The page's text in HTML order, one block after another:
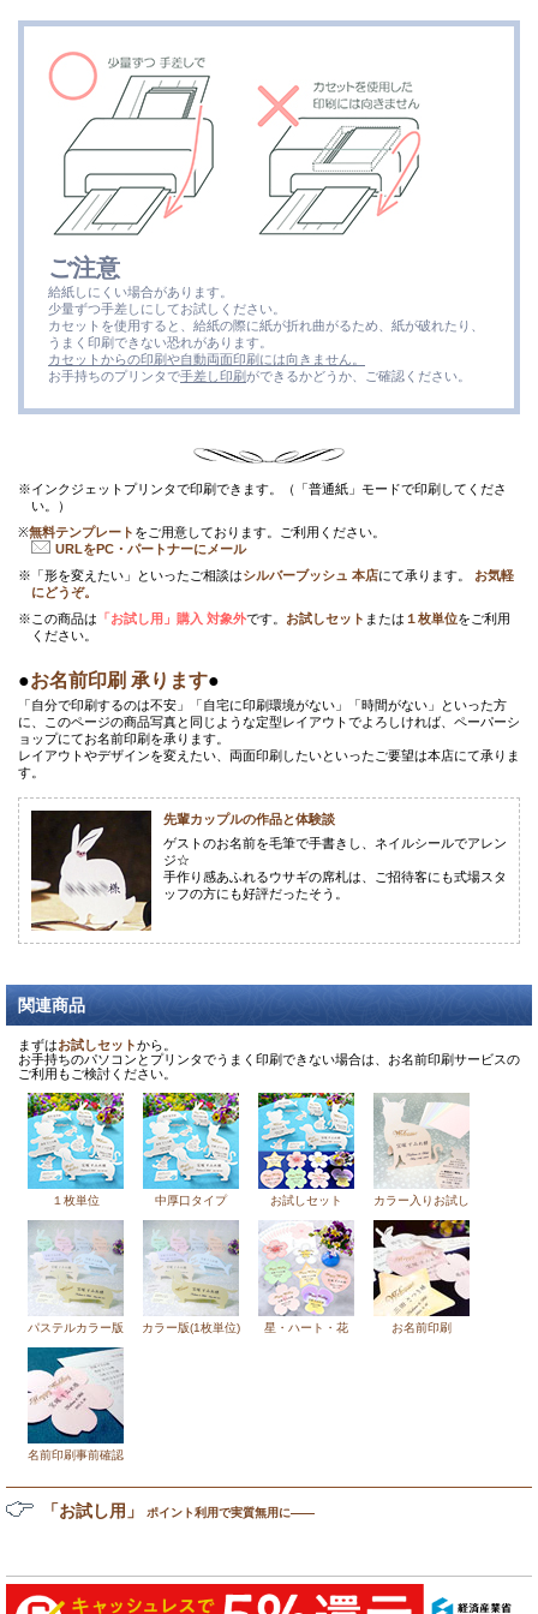
ご注意
給紙しにくい場合があります。
少量ずつ手差しにしてお試しください。
カセットを使用すると、給紙の際に紙が折れ曲がるため、紙が破れたり、
うまく印刷できない恐れがあります。
カセットからの印刷や自動両面印刷には向きません。
お手持ちのプリンタで手差し印刷ができるかどうか、ご確認ください。
※インクジェットプリンタで印刷できます。（「普通紙」モードで印刷してくださ
い。）
※無料テンプレート をご用意しております。ご利用ください。
URLをPC・パートナーにメール
※「形を変えたい」といったご相談はシルバーブッシュ 本店にて承ります。 お気軽
にどうぞ。
※この商品は 「お試し用」購入 対象外です。 お試しセット または １枚単位をご利用
ください。
●お名前印刷 承ります●
「自分で印刷するのは不安」「自宅に印刷環境がない」「時間がない」といった方
に、このページの商品写真と同じような定型レイアウトでよろしければ、ペーパーシ
ョップにてお名前印刷を承ります。
レイアウトやデザインを変えたい、両面印刷したいといったご要望は本店にて承りま
す。
先輩カップルの作品と体験談
ゲストのお名前を毛筆で手書きし、ネイルシールでアレン
ジ☆
手作り感あふれるウサギの席札は、ご招待客にも式場スタ
ッフの方にも好評だったそう。
関連商品
まずはお試しセットから。
お手持ちのパソコンとプリンタでうまく印刷できない場合は、お名前印刷サービスの
ご利用もご検討ください。
１枚単位 中厚口タイプ お試しセット カラー入りお試し
パステルカラー版 カラー版(1枚単位) 星・ハート・花 お名前印刷
名前印刷事前確認
「お試し用」 ポイント利用で実質無用に――